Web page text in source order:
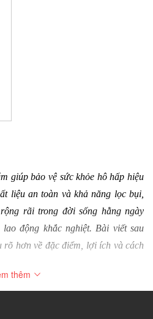
giúp bảo vệ sức khỏe hô hấp hiệu
liệu an toàn và khả năng lọc bụi,
rãi trong đời sống hằng ngày
động khắc nghiệt. Bài viết sau
rõ hơn về đặc điểm, lợi ích và cách
thêm